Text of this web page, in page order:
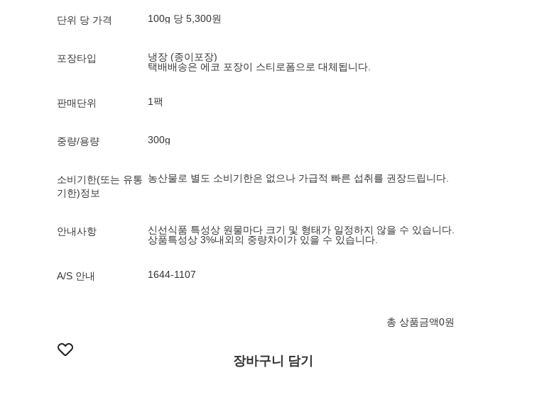
단위 당 가격 100g 당 5,300원
포장타입
냉장 (종이포장)
택배배송은 에코 포장이 스티로폼으로 대체됩니다.
판매단위 1팩
중량/용량 300g
소비기한(또는 유통
기한)정보
농산물로 별도 소비기한은 없으나 가급적 빠른 섭취를 권장드립니다.
안내사항
신선식품 특성상 원물마다 크기 및 형태가 일정하지 않을 수 있습니다.
상품특성상 3%내외의 중량차이가 있을 수 있습니다.
A/S 안내 1644-1107
총 상품금액0원
장바구니 담기